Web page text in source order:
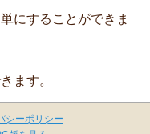
にすることができま
ます。
シーポリシー